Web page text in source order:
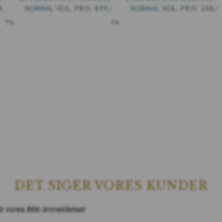
DKK 899,00 DKK
AÑADIR A LA CESTA
DET SIGER VORES KUNDER